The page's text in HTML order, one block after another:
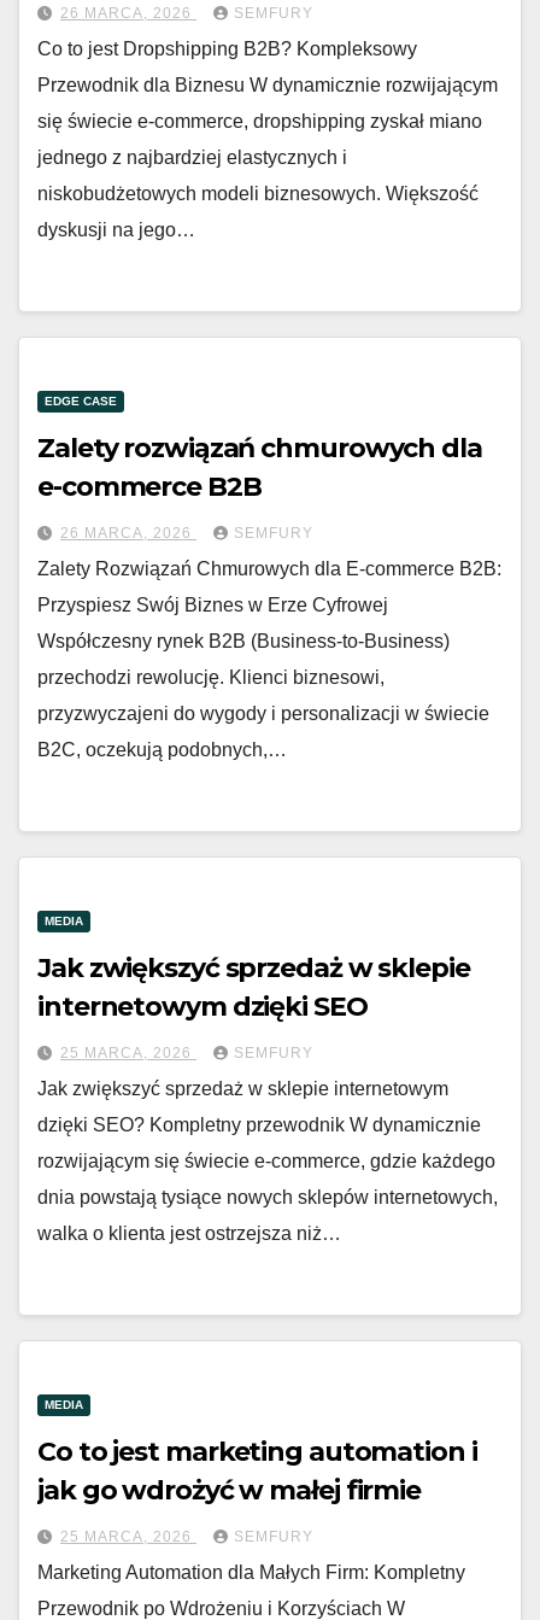
26 MARCA, 2026 SEMFURY
Co to jest Dropshipping B2B? Kompleksowy
Przewodnik dla Biznesu W dynamicznie rozwijającym
się świecie e-commerce, dropshipping zyskał miano
jednego z najbardziej elastycznych i
niskobudżetowych modeli biznesowych. Większość
dyskusji na jego…
EDGE CASE
Zalety rozwiązań chmurowych dla
e-commerce B2B
26 MARCA, 2026 SEMFURY
Zalety Rozwiązań Chmurowych dla E-commerce B2B:
Przyspiesz Swój Biznes w Erze Cyfrowej
Współczesny rynek B2B (Business-to-Business)
przechodzi rewolucję. Klienci biznesowi,
przyzwyczajeni do wygody i personalizacji w świecie
B2C, oczekują podobnych,…
MEDIA
Jak zwiększyć sprzedaż w sklepie
internetowym dzięki SEO
25 MARCA, 2026 SEMFURY
Jak zwiększyć sprzedaż w sklepie internetowym
dzięki SEO? Kompletny przewodnik W dynamicznie
rozwijającym się świecie e-commerce, gdzie każdego
dnia powstają tysiące nowych sklepów internetowych,
walka o klienta jest ostrzejsza niż…
MEDIA
Co to jest marketing automation i
jak go wdrożyć w małej firmie
25 MARCA, 2026 SEMFURY
Marketing Automation dla Małych Firm: Kompletny
Przewodnik po Wdrożeniu i Korzyściach W